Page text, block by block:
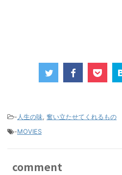
- 人生の味, 奮い立たせてくれるもの
-MOVIES
comment